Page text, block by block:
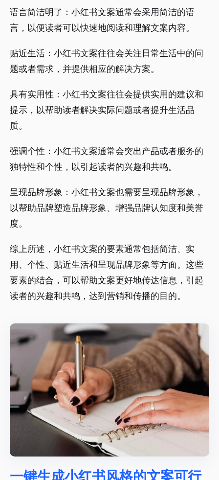
语言简洁明了：小红书文案通常会采用简洁的语
言，以便读者可以快速地阅读和理解文案内容。
贴近生活：小红书文案往往会关注日常生活中的问
题或者需求，并提供相应的解决方案。
具有实用性：小红书文案往往会提供实用的建议和
提示，以帮助读者解决实际问题或者提升生活品
质。
强调个性：小红书文案通常会突出产品或者服务的
独特性和个性，以引起读者的兴趣和共鸣。
呈现品牌形象：小红书文案也需要呈现品牌形象，
以帮助品牌塑造品牌形象、增强品牌认知度和美誉
度。
综上所述，小红书文案的要素通常包括简洁、实
用、个性、贴近生活和呈现品牌形象等方面。这些
要素的结合，可以帮助文案更好地传达信息，引起
读者的兴趣和共鸣，达到营销和传播的目的。